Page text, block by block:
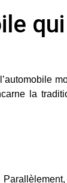
la
Parallèlement,